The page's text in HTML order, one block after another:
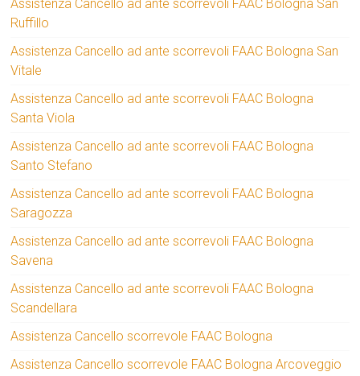
Assistenza Cancello ad ante scorrevoli FAAC Bologna San
Ruffillo
Assistenza Cancello ad ante scorrevoli FAAC Bologna San
Vitale
Assistenza Cancello ad ante scorrevoli FAAC Bologna
Santa Viola
Assistenza Cancello ad ante scorrevoli FAAC Bologna
Santo Stefano
Assistenza Cancello ad ante scorrevoli FAAC Bologna
Saragozza
Assistenza Cancello ad ante scorrevoli FAAC Bologna
Savena
Assistenza Cancello ad ante scorrevoli FAAC Bologna
Scandellara
Assistenza Cancello scorrevole FAAC Bologna
Assistenza Cancello scorrevole FAAC Bologna Arcoveggio